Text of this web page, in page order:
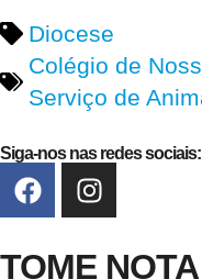
Diocese
Colégio de
Serviço de
Siga-nos nas redes sociais:
TOME NOTA